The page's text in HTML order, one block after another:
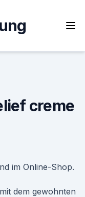
creme
im Online-Shop.
dem gewohnten